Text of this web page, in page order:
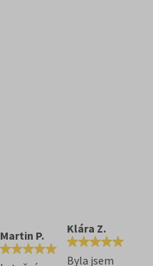
Martin P. Klára Z.
Byla jsem